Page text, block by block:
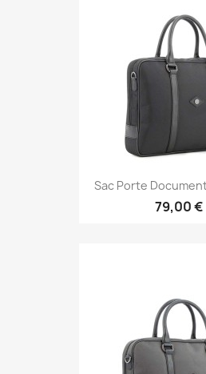
Sac Porte
79,00 €